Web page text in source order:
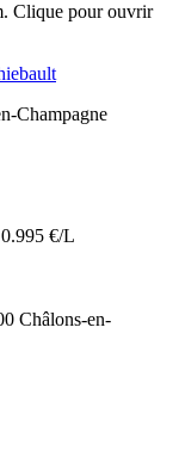
Clique pour ouvrir
Champagne
0.995 €/L
Châlons-en-